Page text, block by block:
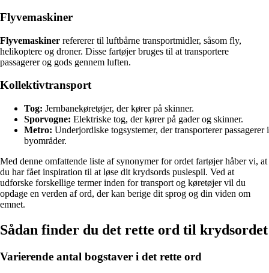
Flyvemaskiner
Flyvemaskiner refererer til luftbårne transportmidler, såsom fly,
helikoptere og droner. Disse fartøjer bruges til at transportere
passagerer og gods gennem luften.
Kollektivtransport
Tog: Jernbanekøretøjer, der kører på skinner.
Sporvogne: Elektriske tog, der kører på gader og skinner.
Metro: Underjordiske togsystemer, der transporterer passagerer i
byområder.
Med denne omfattende liste af synonymer for ordet fartøjer håber vi, at
du har fået inspiration til at løse dit krydsords puslespil. Ved at
udforske forskellige termer inden for transport og køretøjer vil du
opdage en verden af ord, der kan berige dit sprog og din viden om
emnet.
Sådan finder du det rette ord til krydsordet
Varierende antal bogstaver i det rette ord